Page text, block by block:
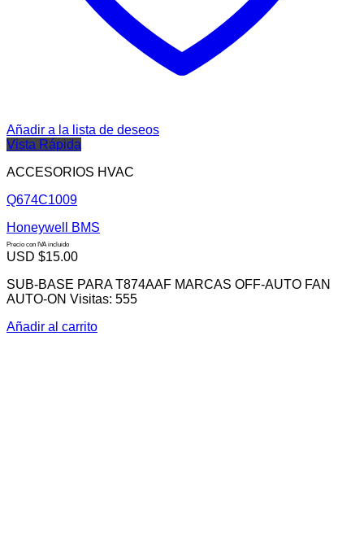
Añadir a la lista de deseos
Vista Rápida
ACCESORIOS HVAC
Q674C1009
Honeywell BMS
Precio con IVA incluido
USD $15.00
SUB-BASE PARA T874AAF MARCAS OFF-AUTO FAN
AUTO-ON Visitas: 555
Añadir al carrito